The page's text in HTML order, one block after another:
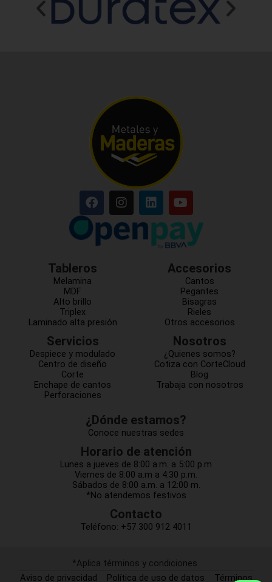
Tableros
Melamina
MDF
Alto brillo
Triplex
Laminado alta presión
Servicios
Despiece y modulado
Centro de diseño
Corte
Enchape de cantos
Perforaciones
Accesorios
Cantos
Pegantes
Bisagras
Rieles
Otros accesorios
Nosotros
¿Quienes somos?
Cotiza con CorteCloud
Blog
Trabaja con nosotros
¿Dónde estamos?
Conoce nuestras sedes
Horario de atención
Lunes a jueves de 8:00 a.m. a 5:00 p.m
Viernes de 8:00 a.m a 4:30 p.m.
Sábados de 8:00 a.m. a 12:00 m.
*No atendemos festivos
Contacto
Teléfono: +57 300 912 4011
*Aplica términos y condiciones
Aviso de privacidad
Política de uso de datos Términos